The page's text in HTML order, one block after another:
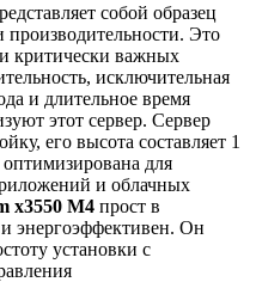
собой образец
Это
критически важных
исключительная
и длительное время
этот сервер. Сервер
его высота составляет 1
для
и облачных
x3550 M4 прост в
энергоэффективен. Он
установки с